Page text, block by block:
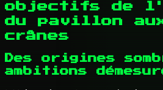
objectifs de
du pavillon
crânes
Des origines
ambitions